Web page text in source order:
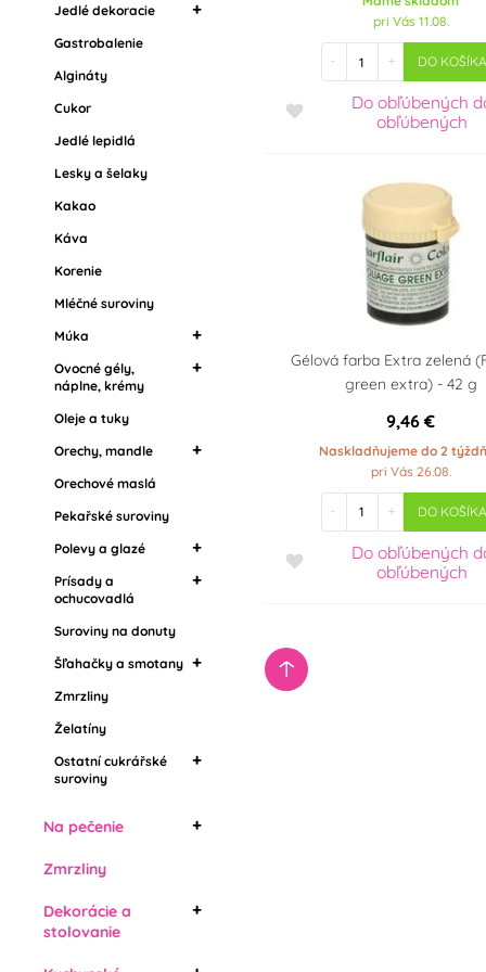
suroviny
Ruby čokoláda
Nugát
Čokoládové polevy
polevy
Darčekové čokoládky
Jedlé dekoracie
Jedlý papier
Cukrárske zdobenie a
glitre
Jedlé kvety
Gastrobalenie
Algináty
Cukor
Jedlé lepidlá
Lesky a šelaky
Kakao
Káva
Korenie
Mléčné suroviny
Múka
Mandľová múka
Ovocné gély,
náplne, krémy
Krémy na torty
Náplne, krémy a
arómy
Oleje a tuky
Orechy, mandle
Mandľová múka
Orechové maslá
Pekařské suroviny
Polevy a glazé
Zrkadlové polevy
Poleva v kôstkach
Drip polevy
Prísady a
ochucovadlá
Potravinárske arómy
Griláš (griliáž)
Suroviny na donuty
Šľahačky a smotany
Stužovače šľahačky
Rastlinné šľahačky
Živočišné šlehačky
Zmrzliny
Želatíny
Ostatní cukrářské
suroviny
Na pečenie
Formy na bábovky
Tortové formy s dnom
Forma srnčí chrbát
Zmrzliny
Dekorácie a
stolovanie
pri Vás 11.08.
- + DO KOŠÍKA
Do obľúbených
obľúbených
Gélová farba Extra zelená
green extra) - 42 g
9,46 €
Naskladňujeme do 2
pri Vás 26.08.
- + DO KOŠÍKA
Do obľúbených
obľúbených